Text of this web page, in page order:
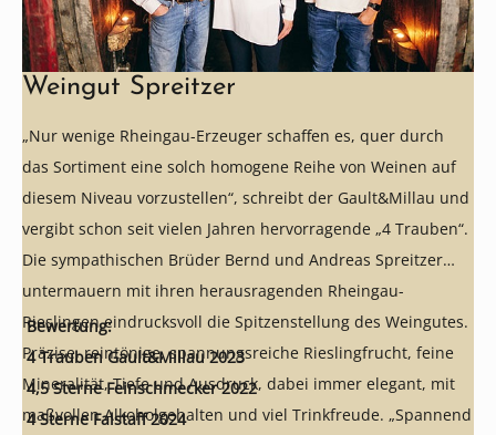
Weingut Spreitzer
„Nur wenige Rheingau-Erzeuger schaffen es, quer durch
das Sortiment eine solch homogene Reihe von Weinen auf
diesem Niveau vorzustellen“, schreibt der Gault&Millau und
vergibt schon seit vielen Jahren hervorragende „4 Trauben“.
Die sympathischen Brüder Bernd und Andreas Spreitzer
untermauern mit ihren herausragenden Rheingau-
Rieslingen eindrucksvoll die Spitzenstellung des Weingutes.
Präzise, reintönige, spannungsreiche Rieslingfrucht, feine
Mineralität, Tiefe und Ausdruck, dabei immer elegant, mit
maßvollen Alkoholgehalten und viel Trinkfreude. „Spannend
Bewertung:
4 Trauben Gault&Millau 2023
4,5 Sterne Feinschmecker 2022
4 Sterne Falstaff 2024